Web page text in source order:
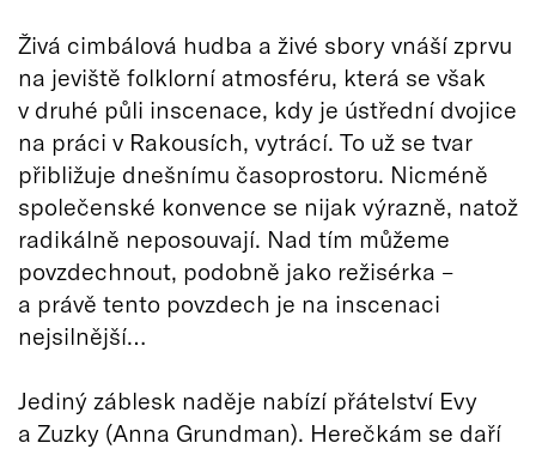
Živá cimbálová hudba a živé sbory vnáší zprvu
na jeviště folklorní atmosféru, která se však
v druhé půli inscenace, kdy je ústřední dvojice
na práci v Rakousích, vytrácí. To už se tvar
přibližuje dnešnímu časoprostoru. Nicméně
společenské konvence se nijak výrazně, natož
radikálně neposouvají. Nad tím můžeme
povzdechnout, podobně jako režisérka –
a právě tento povzdech je na inscenaci
nejsilnější…
Jediný záblesk naděje nabízí přátelství Evy
a Zuzky (Anna Grundman). Herečkám se daří